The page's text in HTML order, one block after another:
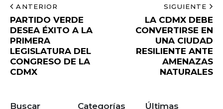
ANTERIOR
PARTIDO VERDE
DESEA ÉXITO A LA
PRIMERA
LEGISLATURA DEL
CONGRESO DE LA
CDMX
SIGUIENTE
LA CDMX DEBE
CONVERTIRSE EN
UNA CIUDAD
RESILIENTE ANTE
AMENAZAS
NATURALES
Buscar Categorías
Últimas